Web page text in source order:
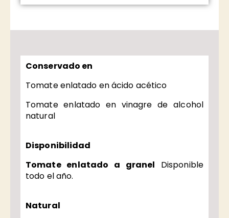
Conservado en
Tomate enlatado en ácido acético
Tomate enlatado en vinagre de alcohol
natural
Disponibilidad
Tomate enlatado a granel Disponible
todo el año.
Natural